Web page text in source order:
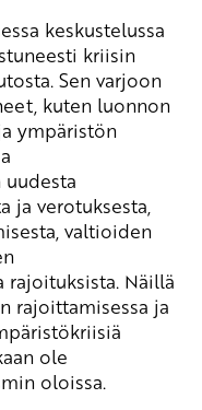
keskustelussa
kriisin
Sen varjoon
kuten luonnon
ympäristön
ja verotuksesta,
valtioiden
Näillä
rajoittamisessa ja
ole
oloissa.